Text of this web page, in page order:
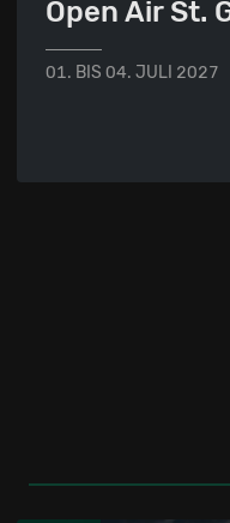
Open Air St.
01. BIS 04. JULI 2027